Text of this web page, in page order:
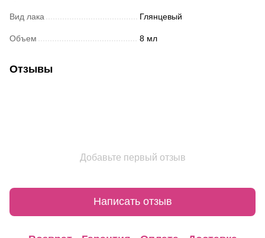
Вид лака Глянцевый
Объем 8 мл
Отзывы
Добавьте первый отзыв
Написать отзыв